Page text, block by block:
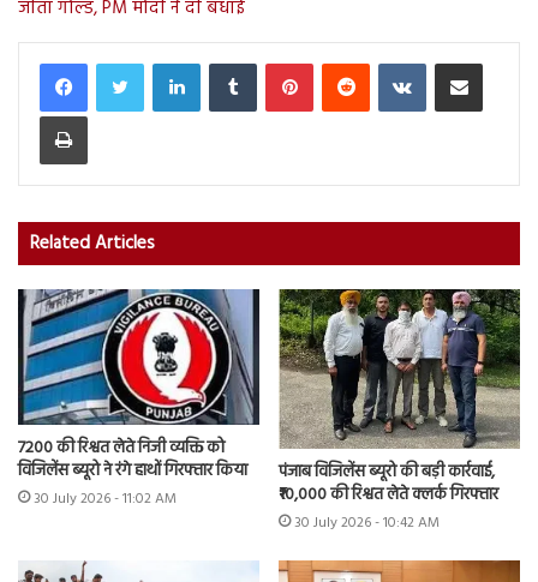
जीता गोल्ड, PM मोदी ने दी बधाई
LinkedInTumblr PinterestReddit VKontakteShare via Email
Print
Related Articles
7200 की रिश्वत लेते निजी व्यक्ति को
विजिलेंस ब्यूरो ने रंगे हाथों गिरफ्तार किया
30 July 2026 - 11:02 AM
पंजाब विजिलेंस ब्यूरो की बड़ी कार्रवाई,
₹10,000 की रिश्वत लेते क्लर्क गिरफ्तार
30 July 2026 - 10:42 AM